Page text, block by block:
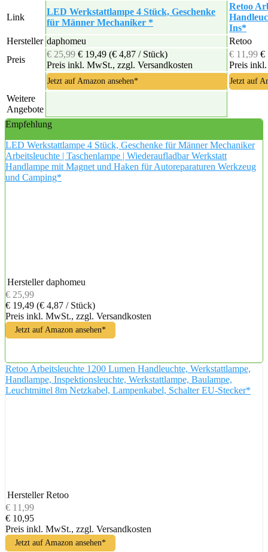
Link
LED Werkstattlampe 4 Stück, Geschenke
für Männer Mechaniker *
Retoo
Ins*
Hersteller daphomeu
Retoo
Preis
€ 25,99 € 19,49 (€ 4,87 / Stück)
Preis inkl. MwSt., zzgl. Versandkosten
€ 11,99 €
Preis
Jetzt auf Amazon ansehen* Jetzt auf
Weitere
Angebote
Empfehlung
LED Werkstattlampe 4 Stück, Geschenke für Männer Mechaniker
Arbeitsleuchte | Taschenlampe | Wiederaufladbar Werkstatt
Handlampe mit Magnet und Haken für Autoreparaturen Werkzeug
und Camping*
Hersteller daphomeu
€ 25,99
€ 19,49 (€ 4,87 / Stück)
Preis inkl. MwSt., zzgl. Versandkosten
Jetzt auf Amazon ansehen*
Retoo Arbeitsleuchte 1200 Lumen Handleuchte, Werkstattlampe,
Handlampe, Inspektionsleuchte, Werkstattlampe, Baulampe,
Leuchtmittel 8m Netzkabel, Lampenkabel, Schalter EU-Stecker*
Hersteller Retoo
€ 11,99
€ 10,95
Preis inkl. MwSt., zzgl. Versandkosten
Jetzt auf Amazon ansehen*